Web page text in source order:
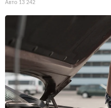
Авто 13 242